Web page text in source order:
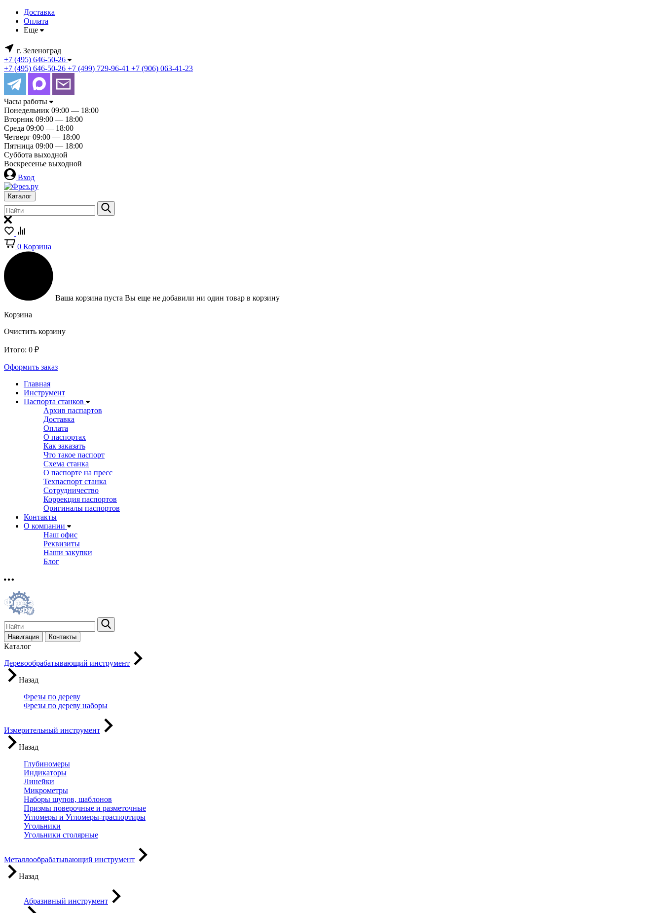
Доставка
Оплата
Еще
г. Зеленоград
+7 (495) 646-50-26
+7 (495) 646-50-26 +7 (499) 729-96-41 +7 (906) 063-41-23
Часы работы
Понедельник 09:00 — 18:00
Вторник 09:00 — 18:00
Среда 09:00 — 18:00
Четверг 09:00 — 18:00
Пятница 09:00 — 18:00
Суббота выходной
Воскресенье выходной
Вход
Каталог
0 Корзина
Ваша корзина пуста Вы еще не добавили ни один товар в корзину
Корзина
Очистить корзину
Итого: 0 ₽
Оформить заказ
Главная
Инструмент
Паспорта станков
Архив паспартов
Доставка
Оплата
О паспортах
Как заказать
Что такое паспорт
Схема станка
О паспорте на пресс
Техпаспорт станка
Сотрудничество
Коррекция паспортов
Оригиналы паспортов
Контакты
О компании
Наш офис
Реквизиты
Наши закупки
Блог
Навигация Контакты
Каталог
Деревообрабатывающий инструмент
Назад
Фрезы по дереву
Фрезы по дереву наборы
Измерительный инструмент
Назад
Глубиномеры
Индикаторы
Линейки
Микрометры
Наборы щупов, шаблонов
Призмы поверочные и разметочные
Угломеры и Угломеры-траспортиры
Угольники
Угольники столярные
Металлообрабатывающий инструмент
Назад
Абразивный инструмент